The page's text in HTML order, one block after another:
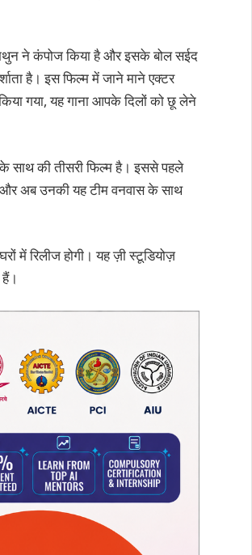
ने कंपोज किया है और इसके बोल सईद
है। इस फिल्म में जाने माने एक्टर
किया गया, यह गाना आपके दिलों को छू लेने
साथ की तीसरी फिल्म है। इससे पहले
और अब उनकी यह टीम वनवास के साथ
में रिलीज होगी। यह ज़ी स्टूडियोज़